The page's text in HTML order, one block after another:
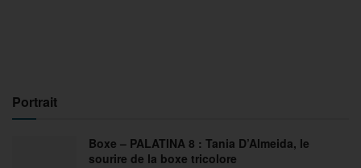
Portrait
Boxe – PALATINA 8 : Tania D’Almeida, le
sourire de la boxe tricolore